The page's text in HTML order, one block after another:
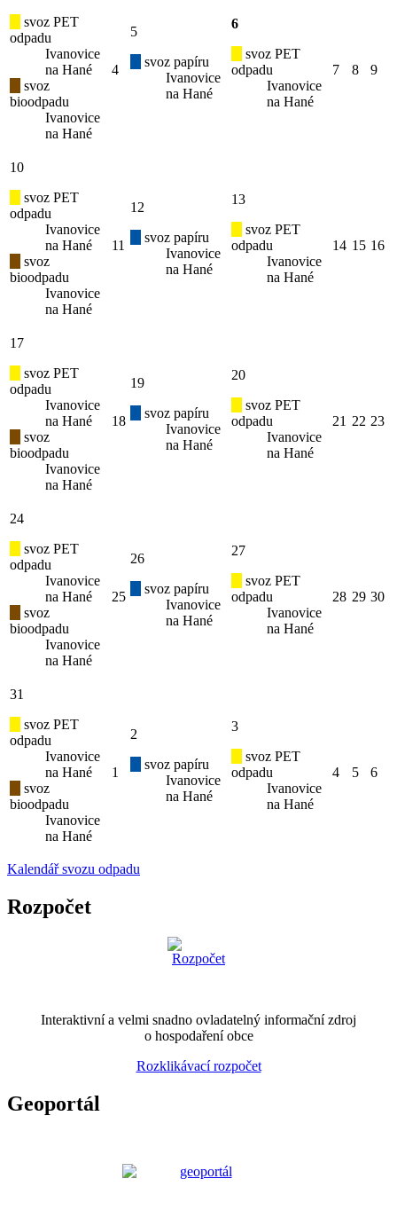
svoz PET
odpadu
Ivanovice
na Hané
svoz
bioodpadu
Ivanovice
na Hané
4
5
svoz papíru
Ivanovice
na Hané
6
svoz PET
odpadu
Ivanovice
na Hané
7 8 9
10
svoz PET
odpadu
Ivanovice
na Hané
svoz
bioodpadu
Ivanovice
na Hané
11
12
svoz papíru
Ivanovice
na Hané
13
svoz PET
odpadu
Ivanovice
na Hané
14 15 16
17
svoz PET
odpadu
Ivanovice
na Hané
svoz
bioodpadu
Ivanovice
na Hané
18
19
svoz papíru
Ivanovice
na Hané
20
svoz PET
odpadu
Ivanovice
na Hané
21 22 23
24
svoz PET
odpadu
Ivanovice
na Hané
svoz
bioodpadu
Ivanovice
na Hané
25
26
svoz papíru
Ivanovice
na Hané
27
svoz PET
odpadu
Ivanovice
na Hané
28 29 30
31
svoz PET
odpadu
Ivanovice
na Hané
svoz
bioodpadu
Ivanovice
na Hané
1
2
svoz papíru
Ivanovice
na Hané
3
svoz PET
odpadu
Ivanovice
na Hané
4 5 6
Kalendář svozu odpadu
Rozpočet
Interaktivní a velmi snadno ovladatelný informační zdroj
o hospodaření obce
Rozklikávací rozpočet
Geoportál